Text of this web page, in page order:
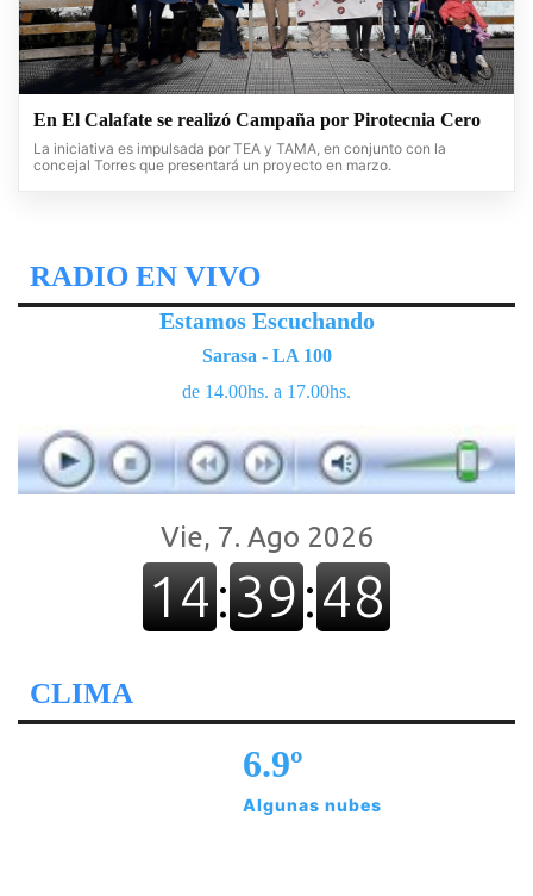
En El Calafate se realizó Campaña por Pirotecnia Cero
La iniciativa es impulsada por TEA y TAMA, en conjunto con la
concejal Torres que presentará un proyecto en marzo.
RADIO EN VIVO
Estamos Escuchando
Sarasa - LA 100
de 14.00hs. a 17.00hs.
CLIMA
6.9º
Algunas nubes